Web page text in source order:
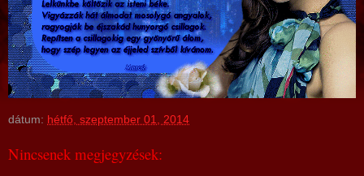
dátum: hétfő, szeptember 01, 2014
Nincsenek megjegyzések: